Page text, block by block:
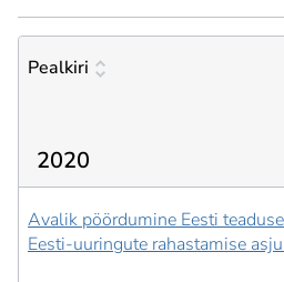
Pealkiri
2020
Avalik pöördumine Eesti
Eesti-uuringute rahastamise